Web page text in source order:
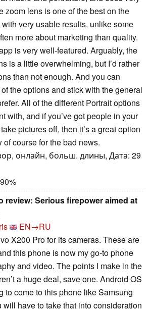
zoom lens is one of the best on the
very usable results, unlike some
more about marketing than quality.
is very well-featured. Arguably, the
is a little overwhelming, but I’d rather
than not enough. And you can
the options and stick with the general
All of the different Portrait options
with, and if you’ve got people in your
pictures off, then it’s a great option
of course for the bad news.
онлайн, больш. длины, Дата: 29
review: Serious firepower aimed at
EN→RU
X200 Pro for its cameras. These are
this phone is now my go-to phone
and video. The points I make in the
a huge deal, save one. Android OS
to come to this phone like Samsung
have to take that into consideration